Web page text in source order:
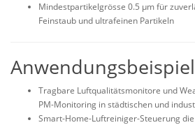
Mindestpartikelgrösse 0.5 µm für
Feinstaub und ultrafeinen Partikeln
Tragbare Luftqualitätsmonitore und
PM-Monitoring in städtischen und
Smart-Home-Luftreiniger-Steuerung